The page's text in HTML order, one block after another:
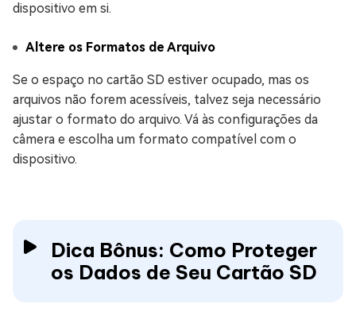
dispositivo em si.
Altere os Formatos de Arquivo
Se o espaço no cartão SD estiver ocupado, mas os
arquivos não forem acessíveis, talvez seja necessário
ajustar o formato do arquivo. Vá às configurações da
câmera e escolha um formato compatível com o
dispositivo.
Dica Bônus: Como Proteger
os Dados de Seu Cartão SD